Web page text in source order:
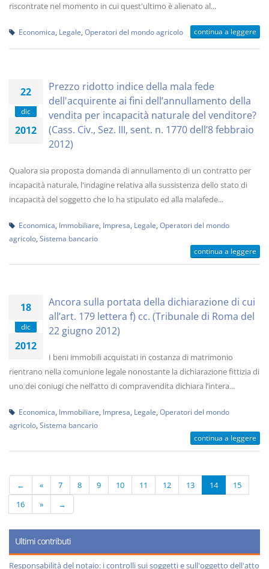
riscontrate nel momento in cui quest'ultimo è alienato al...
Economica Legale Operatori del mondo agricolo continua a leggere
22
dic
2012
Prezzo ridotto indice della mala fede
dell'acquirente ai fini dell’annullamento della
vendita per incapacità naturale del venditore?
(Cass. Civ., Sez. III, sent. n. 1770 dell’8 febbraio
2012)
Qualora sia proposta domanda di annullamento di un contratto per
incapacità naturale, l'indagine relativa alla sussistenza dello stato di
incapacità del soggetto che lo ha stipulato ed alla malafede...
Economica Immobiliare Impresa Legale Operatori del mondo
agricolo Sistema bancario
continua a leggere
18
dic
2012
Ancora sulla portata della dichiarazione di cui
all’art. 179 lettera f) cc. (Tribunale di Roma del
22 giugno 2012)
I beni immobili acquistati in costanza di matrimonio
rientrano nella comunione legale nonostante la dichiarazione fittizia di
uno dei coniugi che nell’atto di compravendita dichiara l’intera...
Economica Immobiliare Impresa Legale Operatori del mondo
agricolo Sistema bancario
continua a leggere
← « 7 8 9 10 11 12 13 14
15
16
» →
Ultimi contributi
Responsabilità del notaio: i controlli sui soggetti e sull'oggetto dell'atto